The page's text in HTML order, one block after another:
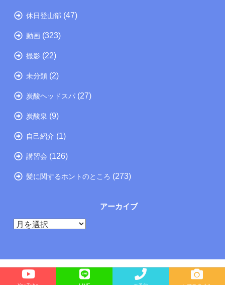
休日登山部 (47)
動画 (323)
撮影 (22)
未分類 (2)
炭酸ヘッドスパ (27)
炭酸泉 (9)
自己紹介 (1)
講習会 (126)
髪に関するホントのところ (273)
アーカイブ
ア
ブ
Copyright©
たつの市の美容院メーカー講師が教えるぺったんこ髪の解決方法ブログ, 2025 All